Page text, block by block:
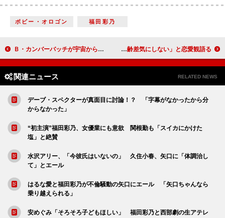
ボビー・オロゴン 福田彩乃
Ｂ・カンバーバッチが宇宙から登場！？ 『スター・トレック～』宇宙船内ＬＩＶＥ会見 薮宏太、大地真央に「吸い込まれそう」 「年齢差気にしない」と恋愛観語る
関連ニュース RELATED NEWS
デーブ・スペクターが真面目に討論！？ 「字幕がなかったから分
からなかった」
“初主演”福田彩乃、女優業にも意欲 関根勤も「スイカにかけた
塩」と絶賛
水沢アリー、「今彼氏はいないの」 久住小春、矢口に「体調治し
て」とエール
はるな愛と福田彩乃が不倫騒動の矢口にエール 「矢口ちゃんなら
乗り越えられる」
安めぐみ「そろそろ子どもほしい」 福田彩乃と西部劇の生アテレ